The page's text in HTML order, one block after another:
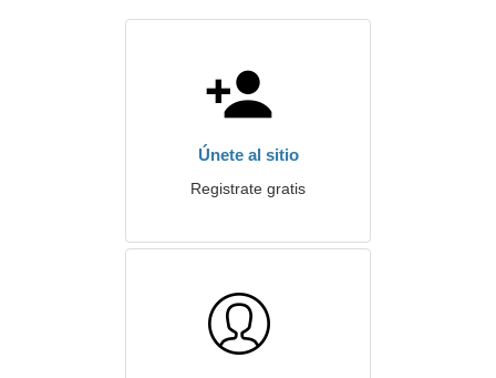
Únete al sitio
Registrate gratis